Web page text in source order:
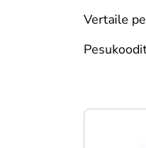
Vertaile